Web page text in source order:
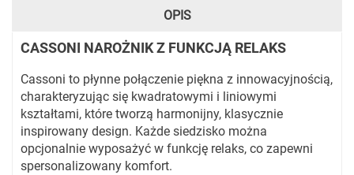
OPIS
CASSONI NAROŻNIK Z FUNKCJĄ RELAKS
Cassoni to płynne połączenie piękna z innowacyjnością,
charakteryzując się kwadratowymi i liniowymi
kształtami, które tworzą harmonijny, klasycznie
inspirowany design. Każde siedzisko można
opcjonalnie wyposażyć w funkcję relaks, co zapewni
spersonalizowany komfort.